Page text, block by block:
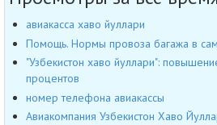
авиакасса хаво йуллари
Помощь. Нормы провоза багажа в
"Узбекистон хаво йуллари":
процентов
номер телефона авиакассы
Авиакомпания Узбекистон Хаво